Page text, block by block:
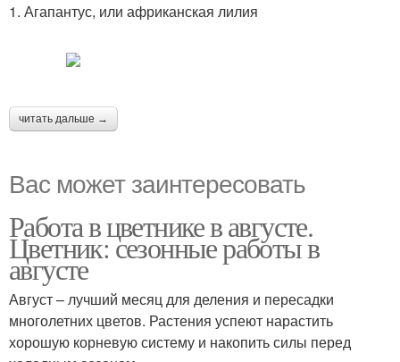
1. Агапантус, или африканская лилия
читать дальше →
Вас может заинтересовать
Работа в цветнике в августе.
Цветник: сезонные работы в
августе
Август – лучший месяц для деления и пересадки
многолетних цветов. Растения успеют нарастить
хорошую корневую систему и накопить силы перед